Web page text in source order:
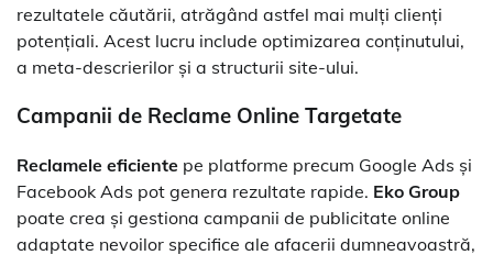
rezultatele căutării, atrăgând astfel mai mulți clienți
potențiali. Acest lucru include optimizarea conținutului,
a meta-descrierilor și a structurii site-ului.
Campanii de Reclame Online Targetate
Reclamele eficiente pe platforme precum Google Ads și
Facebook Ads pot genera rezultate rapide. Eko Group
poate crea și gestiona campanii de publicitate online
adaptate nevoilor specifice ale afacerii dumneavoastră,